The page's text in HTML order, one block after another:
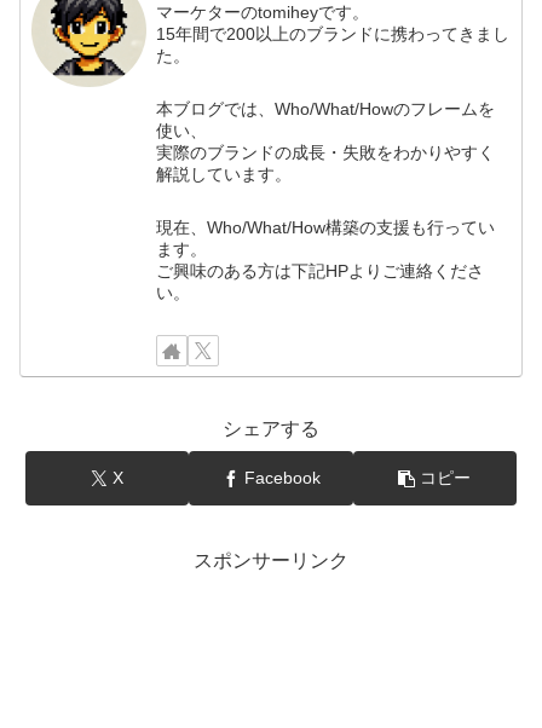
マーケターのtomiheyです。
15年間で200以上のブランドに携わってきまし
た。
本ブログでは、Who/What/Howのフレームを
使い、
実際のブランドの成長・失敗をわかりやすく
解説しています。
現在、Who/What/How構築の支援も行ってい
ます。
ご興味のある方は下記HPよりご連絡くださ
い。
シェアする
X Facebook コピー
スポンサーリンク